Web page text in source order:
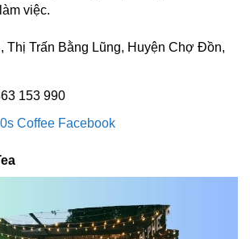
việc.
Thị Trấn Bằng Lũng, Huyện Chợ Đồn,
153 990
Coffee Facebook